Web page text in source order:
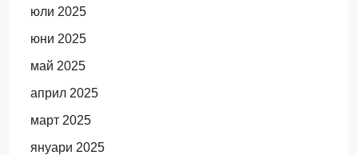
юли 2025
юни 2025
май 2025
април 2025
март 2025
януари 2025